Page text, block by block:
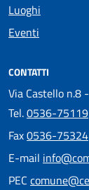
Luoghi
Eventi
CONTATTI
Via Castello n.8
Tel.0536-75119
Fax0536-75324
E-mail
PEC